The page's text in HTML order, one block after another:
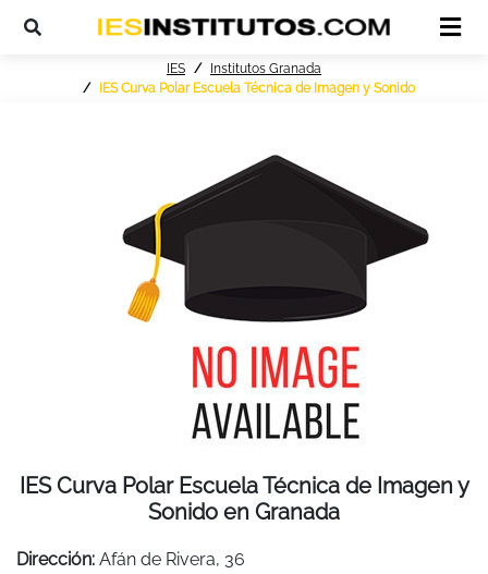
IES
Institutos Granada
IES Curva Polar Escuela Técnica de Imagen y Sonido
IES Curva Polar Escuela Técnica de Imagen y
Sonido en Granada
Dirección: Afán de Rivera, 36